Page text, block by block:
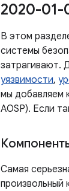
2020-01-
В этом
системы
затрагивают.
уязвимости,
мы добавляем
AOSP). Если
Самая
произвольный